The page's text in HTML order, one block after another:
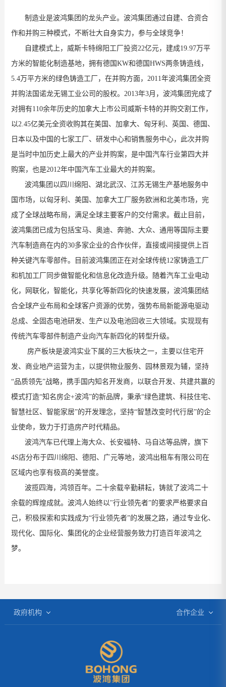
制造业是波鸿集团的龙头产业。波鸿集团通过自建、合资合
作和并购三种模式，不断壮大自身实力，参与全球竞争！
自建模式上，威斯卡特绵阳工厂投资22亿元，建成19.97万平
方米的智能化制造基地，拥有德国KW和德国HWS两条铸造线，
5.4万平方米的绿色铸造工厂，在并购方面，2011年波鸿集团全资
并购法国诺龙无锡工业公司的股权。2013年3月，波鸿集团完成了
对拥有110余年历史的加拿大上市公司威斯卡特的并购交割工作，
以2.45亿美元全资收购其在美国、加拿大、匈牙利、英国、德国、
日本以及中国的七家工厂、研发中心和销售服务中心，此次并购
是当时中加历史上最大的产业并购案，是中国汽车行业第四大并
购案，也是2012年中国汽车工业最大的并购案。
波鸿集团以四川绵阳、湖北武汉、江苏无锡生产基地服务中
国市场，以匈牙利、美国、加拿大工厂服务欧洲和北美市场，完
成了全球战略布局，满足全球主要客户的交付需求。截止目前，
波鸿集团已成为包括宝马、奥迪、奔驰、大众、通用等国际主要
汽车制造商在内的30多家企业的合作伙伴，直接或间接提供上百
种关键汽车零部件。目前波鸿集团正在对全球传统12家铸造工厂
和机加工厂同步做智能化和信息化改造升级。随着汽车工业电动
化，网联化，智能化，共享化等新四化的快速发展，波鸿集团结
合全球产业布局和全球客户资源的优势，强势布局新能源电驱动
总成、全固态电池研发、生产以及电池回收三大领域。实现现有
传统汽车零部件制造产业向汽车新四化的转型升级。
房产板块是波鸿实业下属的三大板块之一，主要以住宅开
发、商业地产运营为主，以提供物业服务、园林景观为辅，坚持
“品质领先”战略，携手国内知名开发商，以联合开发、共建共赢的
模式打造“知名房企+波鸿”的新品牌，秉承“绿色建筑、科技住宅、
智慧社区、智能家居”的开发理念，坚持“智慧改变时代行居”的企
业使命，致力于打造房产时代精品。
波鸿汽车已代理上海大众、长安福特、马自达等品牌，旗下
4S店分布于四川绵阳、德阳、广元等地，波鸿出租车有限公司在
区域内也享有极高的美誉度。
波揽四海，鸿领百年。二十余载辛勤耕耘，铸就了波鸿二十
余载的辉煌成就。波鸿人始终以"行业领先者”的要求严格要求自
己，积极探索和实践成为“行业领先者”的发展之路，通过专业化、
现代化、国际化、集团化的企业经营服务致力打造百年波鸿之
梦。
政府机构 合作企业